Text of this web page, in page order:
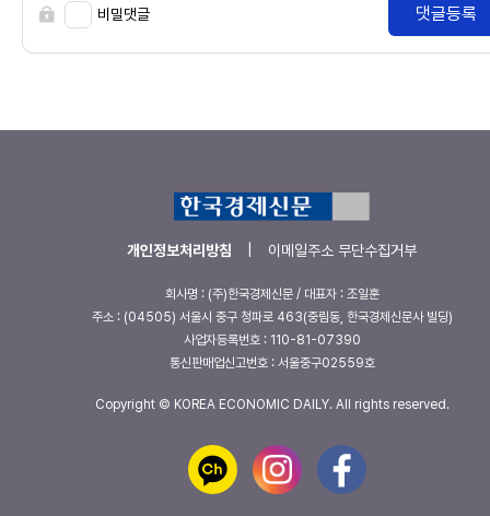
비밀댓글 댓글등록
개인정보처리방침 이메일주소 무단수집거부
회사명 : (주)한국경제신문 / 대표자 : 조일훈
주소 : (04505) 서울시 중구 청파로 463(중림동, 한국경제신문사 빌딩)
사업자등록번호 : 110-81-07390
통신판매업신고번호 : 서울중구02559호
Copyright © KOREA ECONOMIC DAILY. All rights reserved.